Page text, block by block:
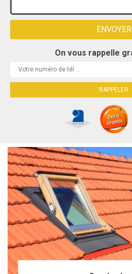
On vous rappelle